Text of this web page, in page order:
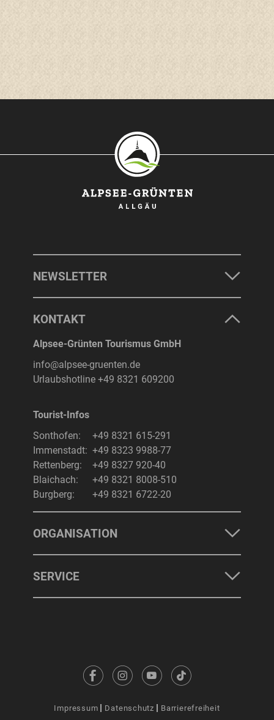
NEWSLETTER
KONTAKT
Alpsee-Grünten Tourismus GmbH
info@alpsee-gruenten.de
Urlaubshotline +49 8321 609200
Tourist-Infos
Sonthofen:
+49 8321 615-291
Immenstadt: +49 8323 9988-77
Rettenberg:
+49 8327 920-40
Blaichach:
+49 8321 8008-510
Burgberg:
+49 8321 6722-20
ORGANISATION
SERVICE
Impressum Datenschutz Barrierefreiheit